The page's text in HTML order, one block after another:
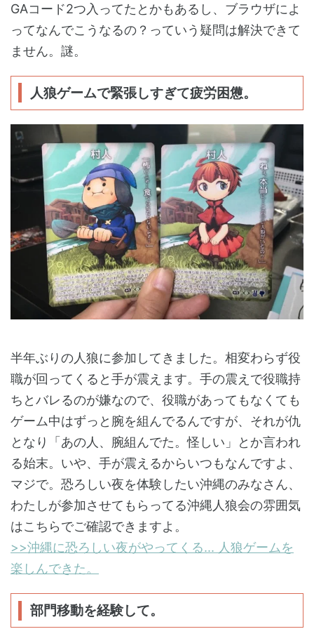
GAコード2つ入ってたとかもあるし、ブラウザによ
ってなんでこうなるの？っていう疑問は解決できて
ません。謎。
人狼ゲームで緊張しすぎて疲労困憊。
半年ぶりの人狼に参加してきました。相変わらず役
職が回ってくると手が震えます。手の震えで役職持
ちとバレるのが嫌なので、役職があってもなくても
ゲーム中はずっと腕を組んでるんですが、それが仇
となり「あの人、腕組んでた。怪しい」とか言われ
る始末。いや、手が震えるからいつもなんですよ、
マジで。恐ろしい夜を体験したい沖縄のみなさん、
わたしが参加させてもらってる沖縄人狼会の雰囲気
はこちらでご確認できますよ。
>>沖縄に恐ろしい夜がやってくる... 人狼ゲームを
楽しんできた。
部門移動を経験して。